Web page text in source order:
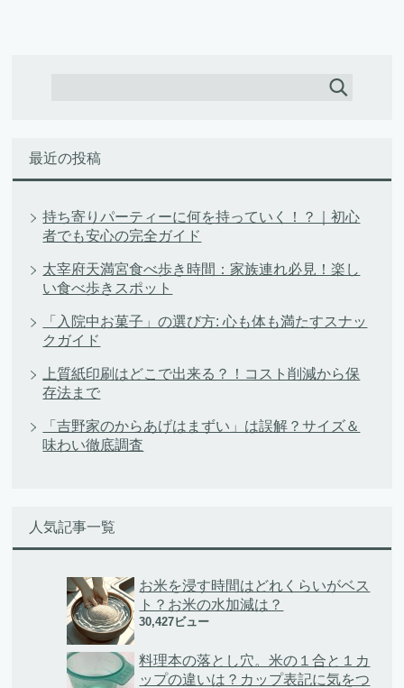
最近の投稿
持ち寄りパーティーに何を持っていく！？｜初心
者でも安心の完全ガイド
太宰府天満宮食べ歩き時間：家族連れ必見！楽し
い食べ歩きスポット
「入院中お菓子」の選び方: 心も体も満たすスナッ
クガイド
上質紙印刷はどこで出来る？！コスト削減から保
存法まで
「吉野家のからあげはまずい」は誤解？サイズ＆
味わい徹底調査
人気記事一覧
お米を浸す時間はどれくらいがベス
ト？お米の水加減は？
30,427ビュー
料理本の落とし穴。米の１合と１カ
ップの違いは？カップ表記に気をつ